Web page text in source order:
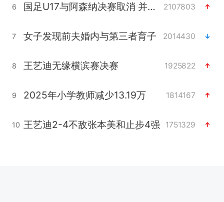
6 国足U17与阿森纳决赛取消 并列冠军 2107803
7 女子发现前夫婚内与第三者育子 2014430
8 王艺迪无缘横滨赛决赛 1925822
9 2025年小学教师减少13.19万 1814167
10 王艺迪2-4不敌张本美和止步4强 1751329